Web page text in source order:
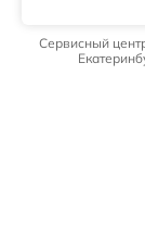
Сервисный